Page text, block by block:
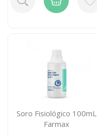
Soro Fisiológico 100mL
Farmax